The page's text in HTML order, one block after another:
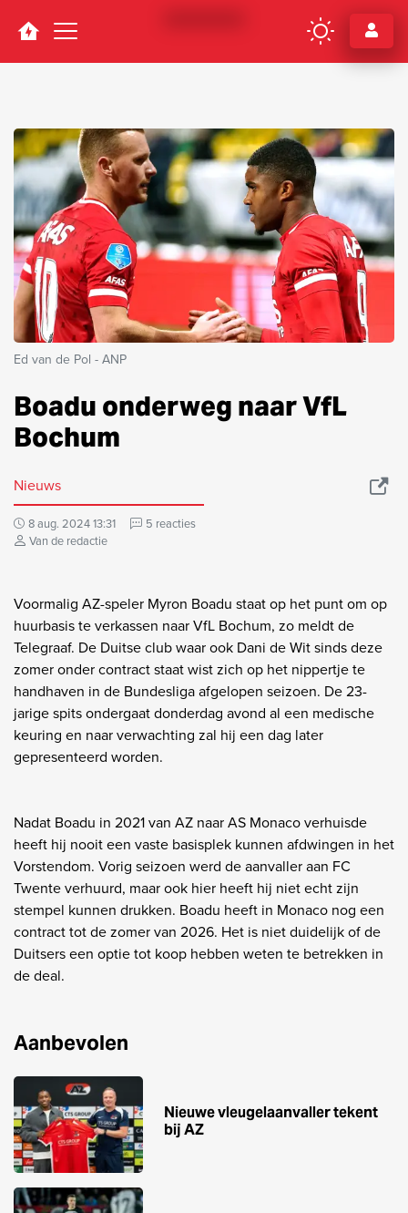
Navigation
Ed van de Pol - ANP
Boadu onderweg naar VfL
Bochum
Nieuws
8 aug. 2024 13:31
5 reacties
Van de redactie
Voormalig AZ-speler Myron Boadu staat op het punt om op
huurbasis te verkassen naar VfL Bochum, zo meldt de
Telegraaf. De Duitse club waar ook Dani de Wit sinds deze
zomer onder contract staat wist zich op het nippertje te
handhaven in de Bundesliga afgelopen seizoen. De 23-
jarige spits ondergaat donderdag avond al een medische
keuring en naar verwachting zal hij een dag later
gepresenteerd worden.
Nadat Boadu in 2021 van AZ naar AS Monaco verhuisde
heeft hij nooit een vaste basisplek kunnen afdwingen in het
Vorstendom. Vorig seizoen werd de aanvaller aan FC
Twente verhuurd, maar ook hier heeft hij niet echt zijn
stempel kunnen drukken. Boadu heeft in Monaco nog een
contract tot de zomer van 2026. Het is niet duidelijk of de
Duitsers een optie tot koop hebben weten te betrekken in
de deal.
Aanbevolen
Nieuwe vleugelaanvaller tekent
bij AZ